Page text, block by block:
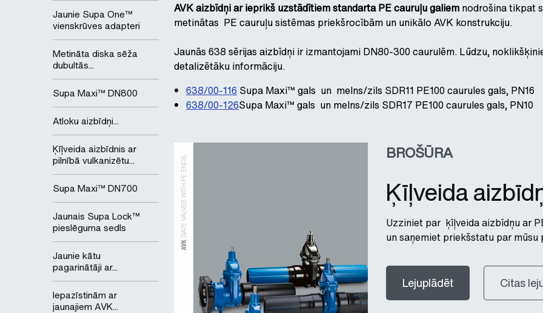
Jaunie Supa One™
vienskrūves adapteri
Metināta diska sēža
dubultās...
Supa Maxi™ DN800
Atloku aizbīdņi...
Ķīļveida aizbīdnis ar
pilnībā vulkanizētu...
Supa Maxi™ DN700
Jaunais Supa Lock™
pieslēguma sedls
Jaunie kātu
pagarinātāji ar...
Iepazīstinām ar
jaunajiem AVK...
AVK aizbīdņi ar ieprikš uzstādītiem standarta PE cauruļu galiem nodrošina tikpat
metinātas PE cauruļu sistēmas priekšrocībām un unikālo AVK konstrukciju.
Jaunās 638 sērijas aizbīdņi ir izmantojami DN80-300 caurulēm. Lūdzu,
detalizētāku informāciju.
638/00-116 Supa Maxi™ gals un melns/zils SDR11 PE100 caurules gals, PN16
638/00-126Supa Maxi™ gals un melns/zils SDR17 PE100 caurules gals, PN10
BROŠŪRA
Ķīļveida
Uzziniet par ķīļveida aizbīdņu ar
un saņemiet priekšstatu par
Lejuplādēt Citas